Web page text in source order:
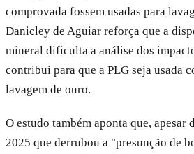
comprovada fossem usadas para
Danicley de Aguiar reforça que a
mineral dificulta a análise dos
contribui para que a PLG seja usada
lavagem de ouro.
O estudo também aponta que, apesar
2025 que derrubou a "presunção de